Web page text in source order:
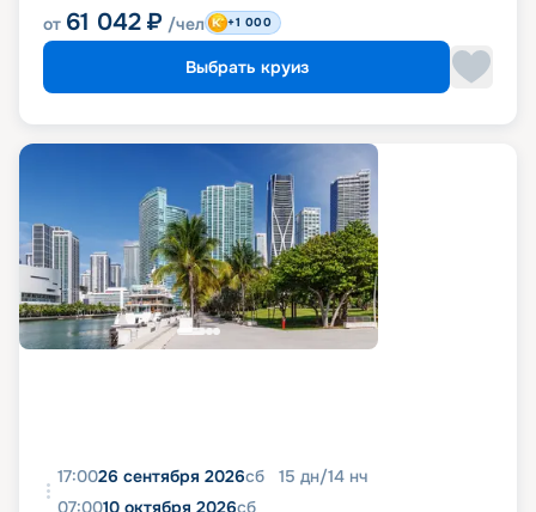
от 61 042 ₽ /чел +1 000
Выбрать круиз
17:0026 сентября 2026сб 15 дн/14 нч
07:0010 октября 2026сб